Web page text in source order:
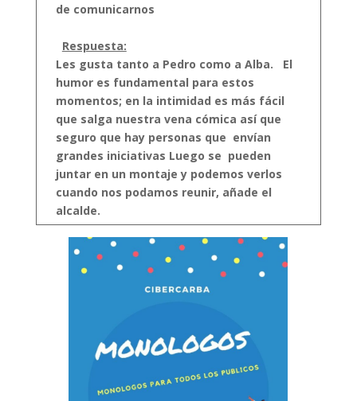
de comunicarnos
Respuesta:
Les gusta tanto a Pedro como a Alba.
El
humor es fundamental para estos
momentos; en la intimidad es más fácil
que salga nuestra vena cómica así que
seguro que hay personas que envían
grandes iniciativas Luego se pueden
juntar en un montaje y podemos verlos
cuando nos podamos reunir, añade el
alcalde.